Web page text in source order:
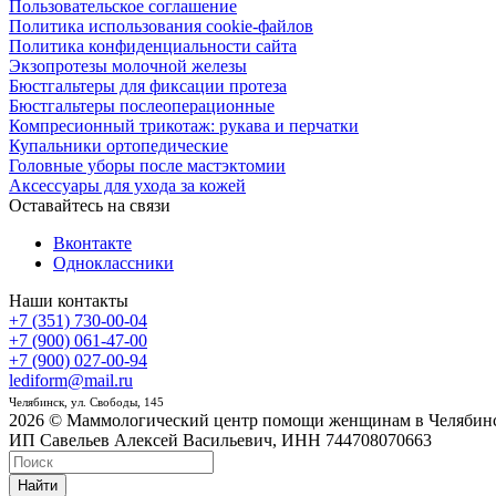
Пользовательское соглашение
Политика использования cookie-файлов
Политика конфиденциальности сайта
Экзопротезы молочной железы
Бюстгальтеры для фиксации протеза
Бюстгальтеры послеоперационные
Компресионный трикотаж: рукава и перчатки
Купальники ортопедические
Головные уборы после мастэктомии
Аксессуары для ухода за кожей
Оставайтесь на связи
Вконтакте
Одноклассники
Наши контакты
+7 (351) 730-00-04
+7 (900) 061-47-00
+7 (900) 027-00-94
lediform@mail.ru
Челябинск, ул. Свободы, 145
2026 © Маммологический центр помощи женщинам в
ИП Савельев Алексей Васильевич, ИНН 744708070663
Найти